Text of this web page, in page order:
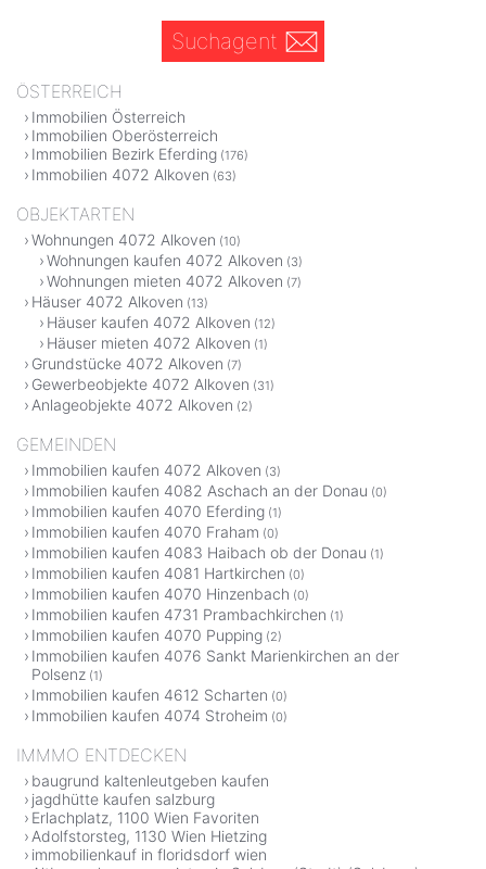
Suchagent
ÖSTERREICH
Immobilien Österreich
Immobilien Oberösterreich
Immobilien Bezirk Eferding (176)
Immobilien 4072 Alkoven (63)
OBJEKTARTEN
Wohnungen 4072 Alkoven (10)
Wohnungen kaufen 4072 Alkoven (3)
Wohnungen mieten 4072 Alkoven (7)
Häuser 4072 Alkoven (13)
Häuser kaufen 4072 Alkoven (12)
Häuser mieten 4072 Alkoven (1)
Grundstücke 4072 Alkoven (7)
Gewerbeobjekte 4072 Alkoven (31)
Anlageobjekte 4072 Alkoven (2)
GEMEINDEN
Immobilien kaufen 4072 Alkoven (3)
Immobilien kaufen 4082 Aschach an der Donau (0)
Immobilien kaufen 4070 Eferding (1)
Immobilien kaufen 4070 Fraham (0)
Immobilien kaufen 4083 Haibach ob der Donau (1)
Immobilien kaufen 4081 Hartkirchen (0)
Immobilien kaufen 4070 Hinzenbach (0)
Immobilien kaufen 4731 Prambachkirchen (1)
Immobilien kaufen 4070 Pupping (2)
Immobilien kaufen 4076 Sankt Marienkirchen an der
Polsenz (1)
Immobilien kaufen 4612 Scharten (0)
Immobilien kaufen 4074 Stroheim (0)
IMMMO ENTDECKEN
baugrund kaltenleutgeben kaufen
jagdhütte kaufen salzburg
Erlachplatz, 1100 Wien Favoriten
Adolfstorsteg, 1130 Wien Hietzing
immobilienkauf in floridsdorf wien